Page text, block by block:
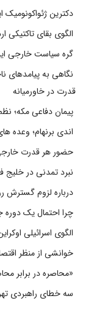
دکترین ژئواکونومیک
الگوی بقای تاکتیکی
گره سیاست خارجی
نگاهی به پیامدهای
قدرت در خاورمیانه
پیمان دفاعی مکه؛
اندی برنهام؛ وعده
حضور هر قدرت
نبرد تمدنی در خلیج
درباره لزوم گسترش
چرا احتمال یک دوره
الگوی اسرائیلی
خوانشی از منظر
«محاصره در برابر
سه خطای راهبردی